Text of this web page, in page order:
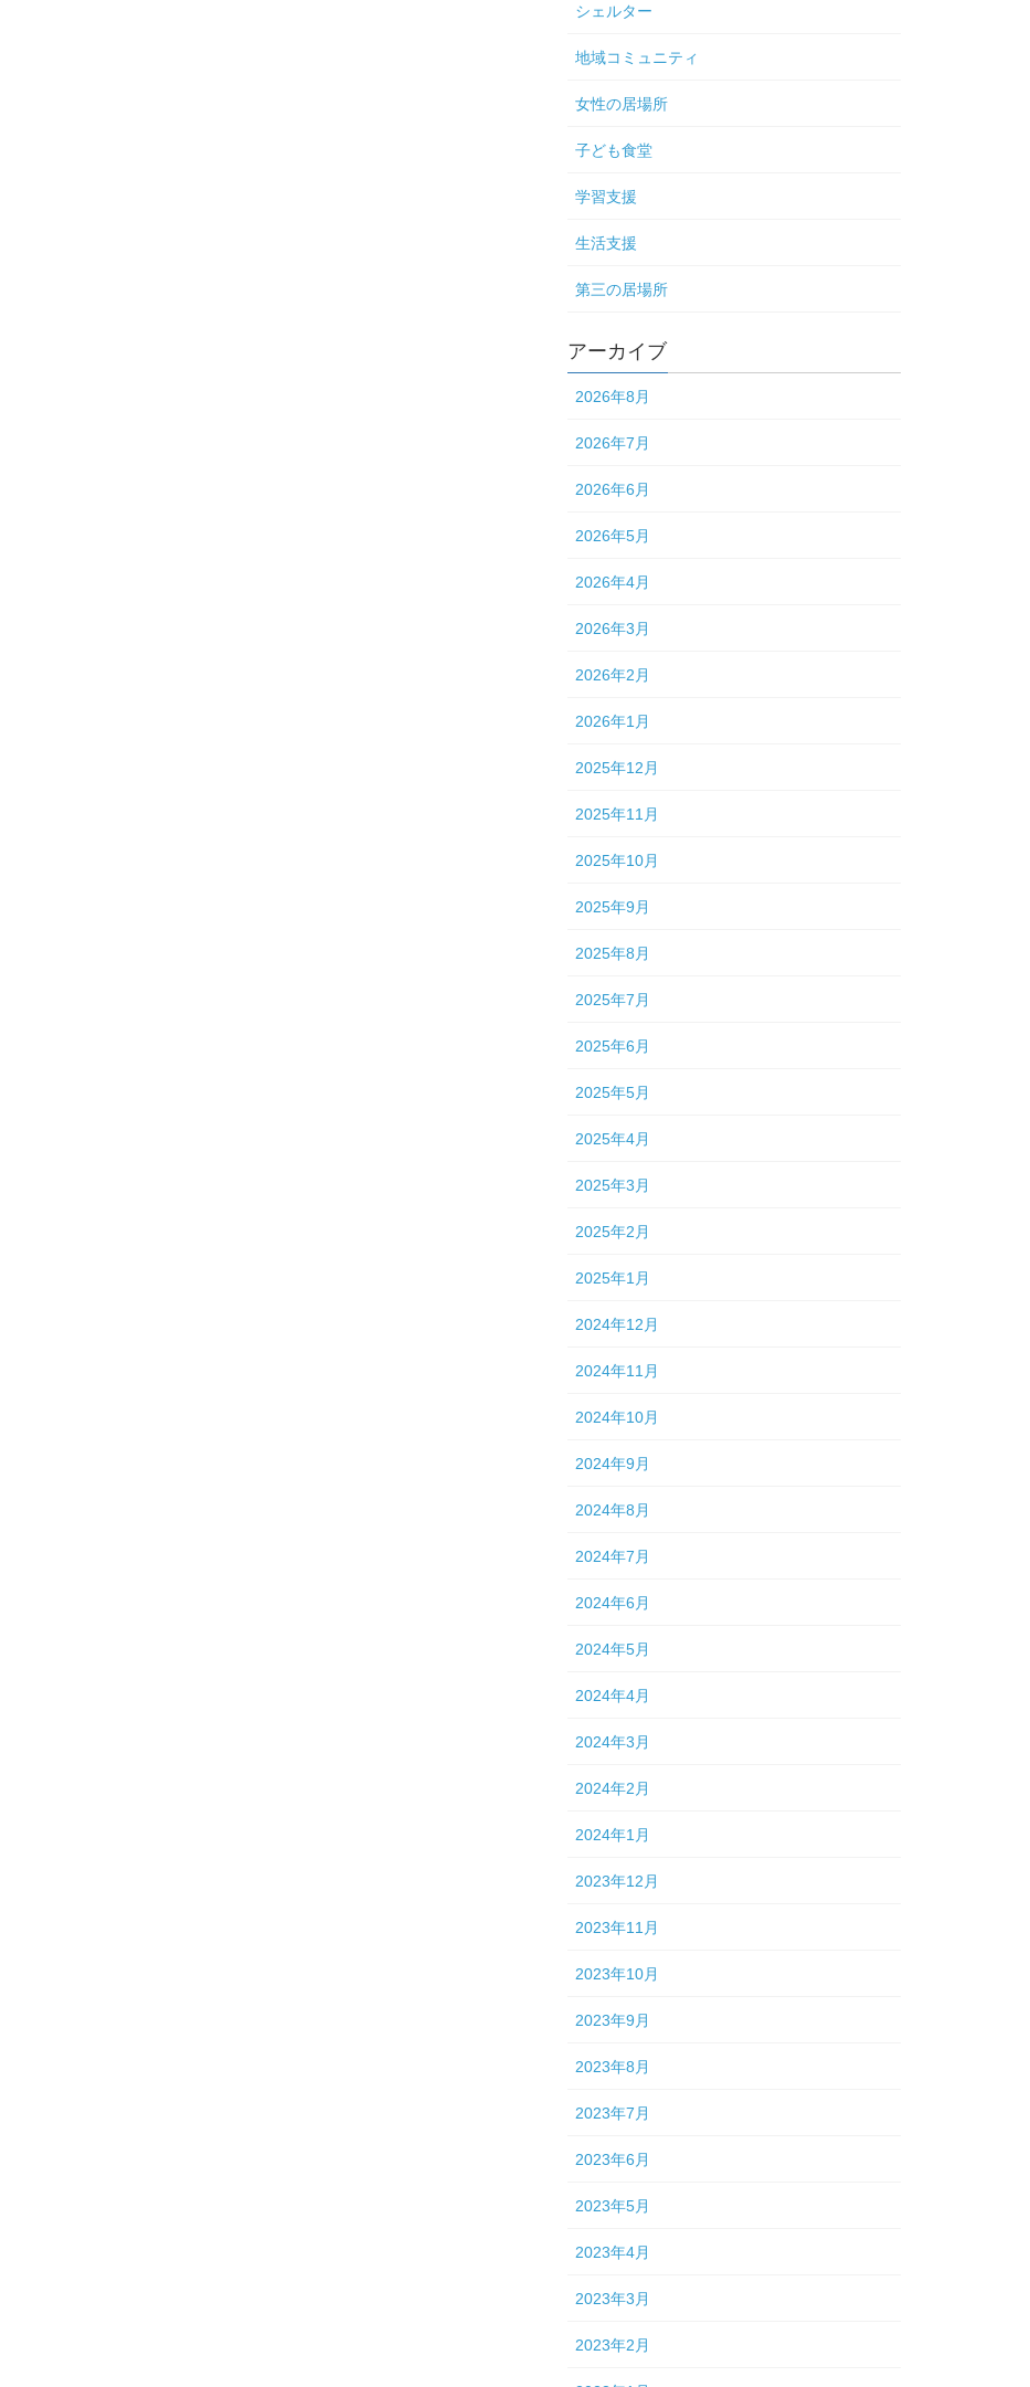
シェルター
地域コミュニティ
女性の居場所
子ども食堂
学習支援
生活支援
第三の居場所
アーカイブ
2026年8月
2026年7月
2026年6月
2026年5月
2026年4月
2026年3月
2026年2月
2026年1月
2025年12月
2025年11月
2025年10月
2025年9月
2025年8月
2025年7月
2025年6月
2025年5月
2025年4月
2025年3月
2025年2月
2025年1月
2024年12月
2024年11月
2024年10月
2024年9月
2024年8月
2024年7月
2024年6月
2024年5月
2024年4月
2024年3月
2024年2月
2024年1月
2023年12月
2023年11月
2023年10月
2023年9月
2023年8月
2023年7月
2023年6月
2023年5月
2023年4月
2023年3月
2023年2月